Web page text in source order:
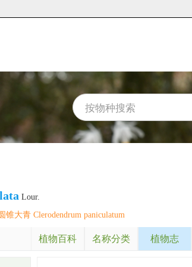
Lour.
圆锥大青 Clerodendrum paniculatum
植物百科 名称分类 植物志